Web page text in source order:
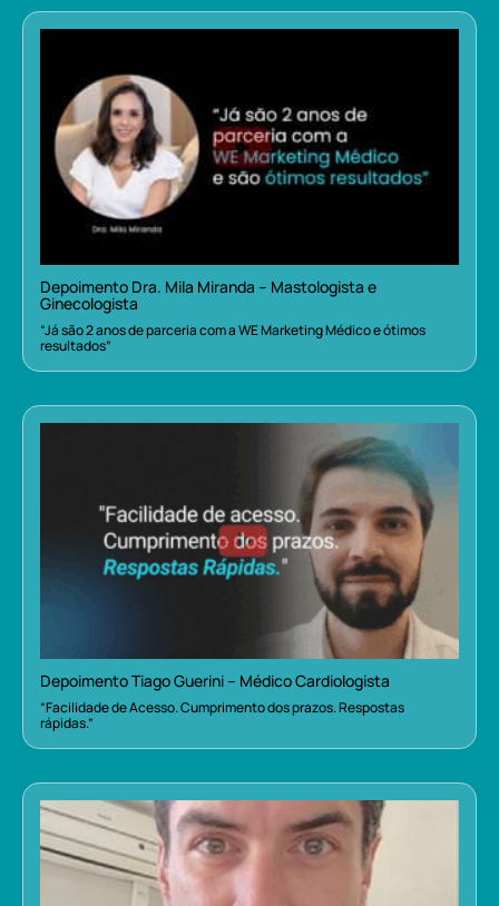
Depoimento Dra. Mila Miranda – Mastologista e
Ginecologista
“Já são 2 anos de parceria com a WE Marketing Médico e ótimos
resultados”
Depoimento Tiago Guerini – Médico Cardiologista
“Facilidade de Acesso. Cumprimento dos prazos. Respostas
rápidas.”